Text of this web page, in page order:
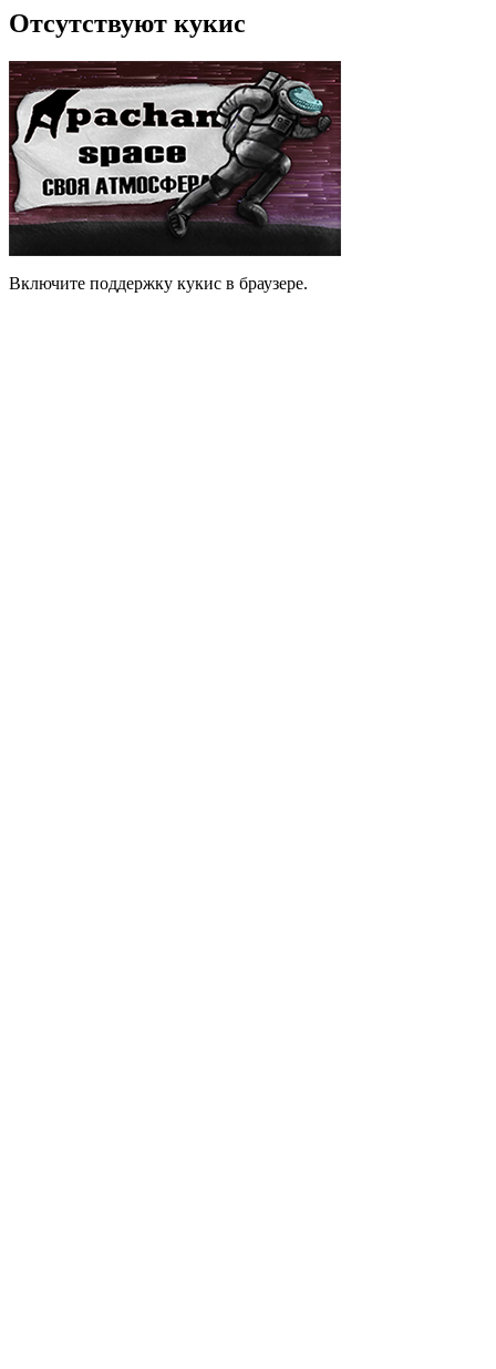
Отсутствуют кукис
Включите поддержку кукис в браузере.